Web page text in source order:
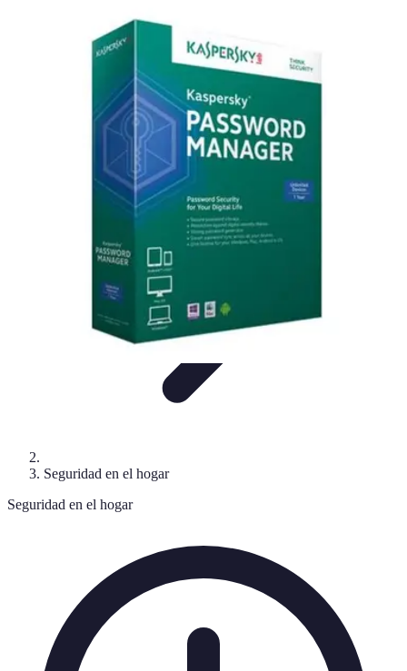
Consejos y Mantenimiento
Guías y Tutoriales
Guía de Compra Guías de Compra
Urgencia Alarma
Seguridad en el hogar
Seguridad en el hogar